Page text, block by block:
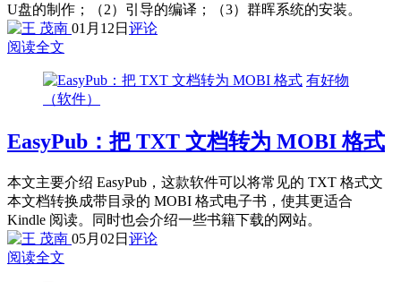
U盘的制作；（2）引导的编译；（3）群晖系统的安装。
01月12日 评论
阅读全文
有好物
（软件）
EasyPub：把 TXT 文档转为 MOBI 格式
本文主要介绍 EasyPub，这款软件可以将常见的 TXT 格式文
本文档转换成带目录的 MOBI 格式电子书，使其更适合
Kindle 阅读。同时也会介绍一些书籍下载的网站。
05月02日 评论
阅读全文